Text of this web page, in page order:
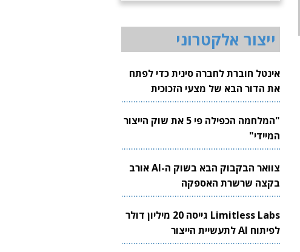
ייצור אלקטרוני
אינטל חוברת לחברה סינית כדי לפתח
את הדור הבא של מצעי הזכוכית
לשבבים
"המלחמה הכפילה פי 5 את שוק הייצור
המיידי"
צוואר הבקבוק הבא בשוק ה-AI אורב
בקצה שרשרת האספקה
Limitless Labs גייסה 20 מיליון דולר
לפיתוח AI לתעשיית הייצור